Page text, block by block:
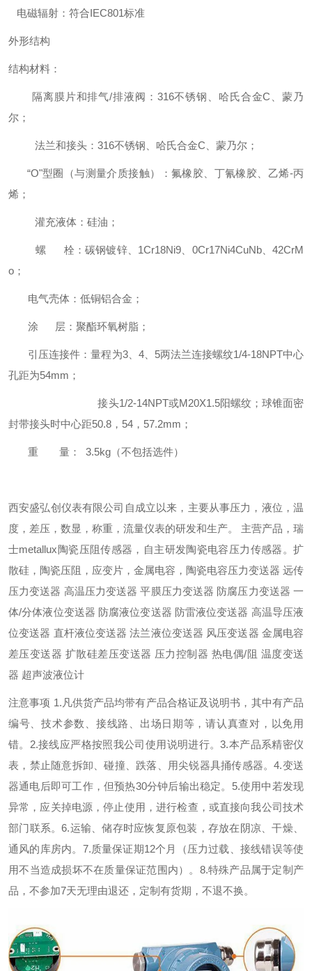
电磁辐射：符合IEC801标准
外形结构
结构材料：
隔离膜片和排气/排液阀：316不锈钢、哈氏合金C、蒙乃
尔；
法兰和接头：316不锈钢、哈氏合金C、蒙乃尔；
“O"型圈（与测量介质接触）：氟橡胶、丁氰橡胶、乙烯-丙
烯；
灌充液体：硅油；
螺 栓：碳钢镀锌、1Cr18Ni9、0Cr17Ni4CuNb、42CrM
o；
电气壳体：低铜铝合金；
涂 层：聚酯环氧树脂；
引压连接件：量程为3、4、5两法兰连接螺纹1/4-18NPT中心
孔距为54mm；
接头1/2-14NPT或M20X1.5阳螺纹；球锥面密
封带接头时中心距50.8，54，57.2mm；
重 量： 3.5kg（不包括选件）
西安盛弘创仪表有限公司自成立以来，主要从事压力，液位，温
度，差压，数显，称重，流量仪表的研发和生产。 主营产品，瑞
士metallux陶瓷压阻传感器，自主研发陶瓷电容压力传感器。扩
散硅，陶瓷压阻，应变片，金属电容，陶瓷电容压力变送器 远传
压力变送器 高温压力变送器 平膜压力变送器 防腐压力变送器 一
体/分体液位变送器 防腐液位变送器 防雷液位变送器 高温导压液
位变送器 直杆液位变送器 法兰液位变送器 风压变送器 金属电容
差压变送器 扩散硅差压变送器 压力控制器 热电偶/阻 温度变送
器 超声波液位计
注意事项 1.凡供货产品均带有产品合格证及说明书，其中有产品
编号、技术参数、接线路、出场日期等，请认真查对，以免用
错。2.接线应严格按照我公司使用说明进行。3.本产品系精密仪
表，禁止随意拆卸、碰撞、跌落、用尖锐器具捅传感器。4.变送
器通电后即可工作，但预热30分钟后输出稳定。5.使用中若发现
异常，应关掉电源，停止使用，进行检查，或直接向我公司技术
部门联系。6.运输、储存时应恢复原包装，存放在阴凉、干燥、
通风的库房内。7.质量保证期12个月（压力过载、接线错误等使
用不当造成损坏不在质量保证范围内）。8.特殊产品属于定制产
品，不参加7天无理由退还，定制有货期，不退不换。